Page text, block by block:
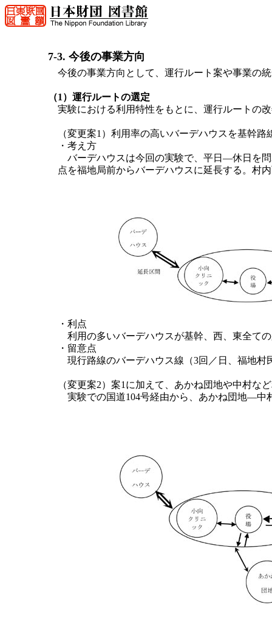
7-3. 今後の事業方向
今後の事業方向として、運行ルート案や事業の
（1）運行ルートの選定
実験における利用特性をもとに、運行ルートの
（変更案1）利用率の高いバーデハウスを基幹路
・考え方
バーデハウスは今回の実験で、平日―休日を
点を福地局前からバーデハウスに延長する。村
・利点
利用の多いバーデハウスが基幹、西、東全て
・留意点
現行路線のバーデハウス線（3回／日、福地村
（変更案2）案1に加えて、あかね団地や中村な
実験での国道104号経由から、あかね団地―中